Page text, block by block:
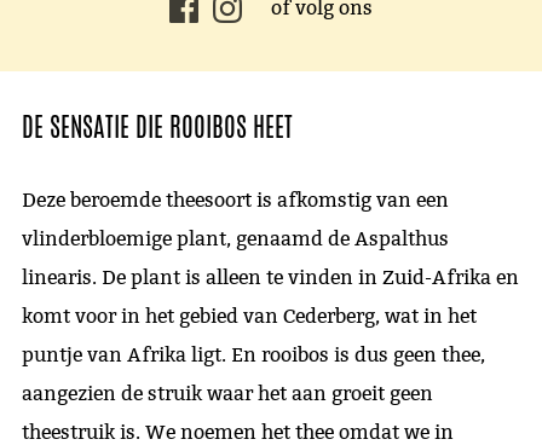
of volg ons
DE SENSATIE DIE ROOIBOS HEET
Deze beroemde theesoort is afkomstig van een
vlinderbloemige plant, genaamd de Aspalthus
linearis. De plant is alleen te vinden in Zuid-Afrika en
komt voor in het gebied van Cederberg, wat in het
puntje van Afrika ligt. En rooibos is dus geen thee,
aangezien de struik waar het aan groeit geen
theestruik is. We noemen het thee omdat we in